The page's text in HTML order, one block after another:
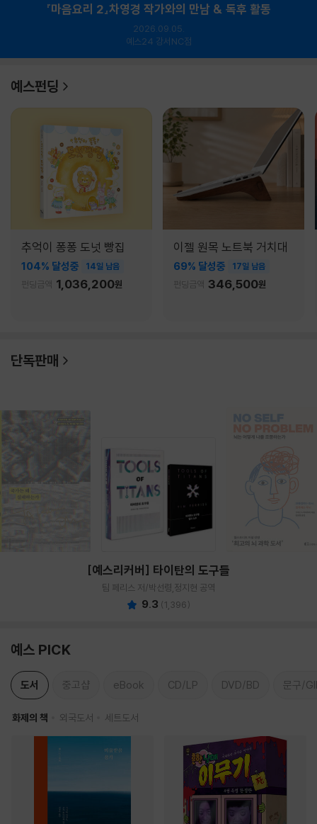
『마음요리 2』차영경 작가와의 만남 & 독후 활동
2026.09.05.
예스24 강서NC점
예스펀딩
추억이 퐁퐁 도넛 빵집
104% 달성중 14일 남음
펀딩금액 1,036,200원
이젤 원목 노트북 거치대
69% 달성중 17일 남음
펀딩금액 346,500원
단독판매
[예스리커버] 타이탄의 도구들
팀 페리스 저/박선령,정지현 공역
9.3 (1,396)
예스 PICK
도서 중고샵 eBook CD/LP DVD/BD 문구/
화제의 책 외국도서 세트도서